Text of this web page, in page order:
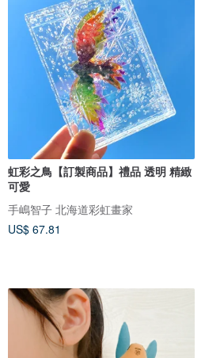
虹彩之鳥【訂製商品】禮品 透明 精緻
可愛
手嶋智子 北海道彩虹畫家
US$ 67.81